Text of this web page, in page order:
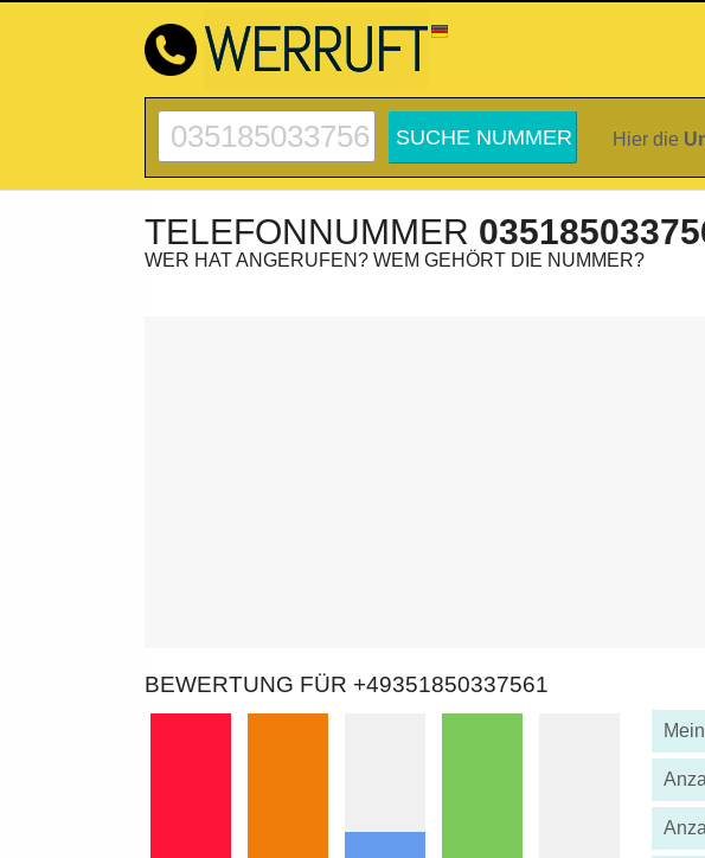
Hier die
TELEFONNUMMER
WER HAT ANGERUFEN? WEM GEHÖRT DIE NUMMER?
BEWERTUNG FÜR +49351850337561